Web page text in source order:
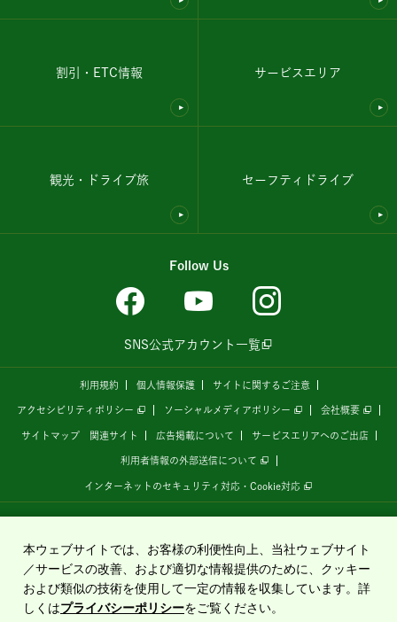
割引・ETC情報 サービスエリア
観光・ドライブ旅 セーフティドライブ
Follow Us
SNS公式アカウント一覧
利用規約 個人情報保護 サイトに関するご注意
アクセシビリティポリシー ソーシャルメディアポリシー 会社概要
サイトマップ 関連サイト 広告掲載について サービスエリアへのご出店
利用者情報の外部送信について
インターネットのセキュリティ対応・Cookie対応
運営しています。
Copyright©2020 East Nippon Expressway Company Limited
All Rights Reserved.
本ウェブサイトでは、お客様の利便性向上、当社ウェブサイト
／サービスの改善、および適切な情報提供のために、クッキー
および類似の技術を使用して一定の情報を収集しています。詳
しくはプライバシーポリシーをご覧ください。